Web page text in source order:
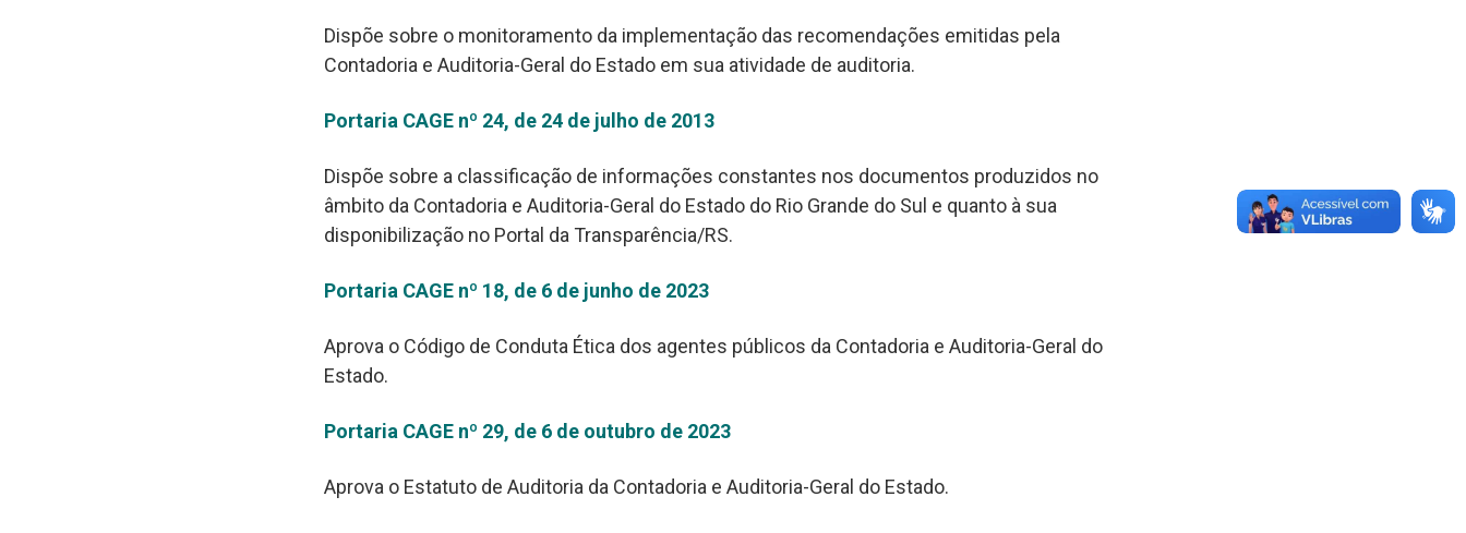
Dispõe sobre o monitoramento da implementação das recomendações emitidas pela
Contadoria e Auditoria-Geral do Estado em sua atividade de auditoria.
Portaria CAGE nº 24, de 24 de julho de 2013
Dispõe sobre a classificação de informações constantes nos documentos produzidos no
âmbito da Contadoria e Auditoria-Geral do Estado do Rio Grande do Sul e quanto à sua
disponibilização no Portal da Transparência/RS.
Portaria CAGE nº 18, de 6 de junho de 2023
Aprova o Código de Conduta Ética dos agentes públicos da Contadoria e Auditoria-Geral do
Estado.
Portaria CAGE nº 29, de 6 de outubro de 2023
Aprova o Estatuto de Auditoria da Contadoria e Auditoria-Geral do Estado.